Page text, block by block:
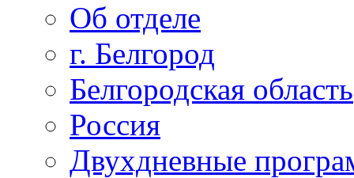
Об отделе
г. Белгород
Белгородская область
Россия
Двухдневные